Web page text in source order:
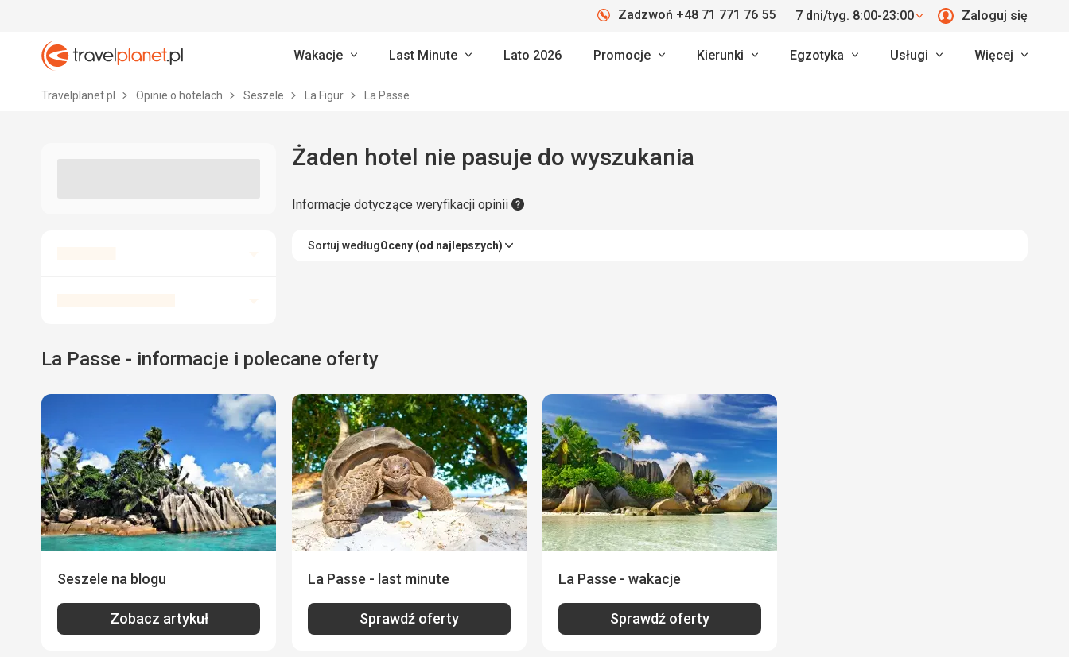
Travelplanet.pl
Zadzwoń +48 71 771 76 55 7 dni/tyg. 8:00-23:00 Zaloguj się
Wakacje Last Minute Lato 2026 Promocje Kierunki Egzotyka Usługi Więcej
Travelplanet.pl Opinie o hotelach Seszele La Figur La Passe
Żaden hotel nie pasuje do wyszukania
Informacje dotyczące weryfikacji opinii
Sortuj wedługOceny (od najlepszych)
La Passe - informacje i polecane oferty
Seszele na blogu
Zobacz artykuł
La Passe - last minute
Sprawdź oferty
La Passe - wakacje
Sprawdź oferty